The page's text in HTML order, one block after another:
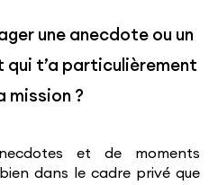
une anecdote ou un
qui t’a particulièrement
mission ?
et de moments
dans le cadre privé que